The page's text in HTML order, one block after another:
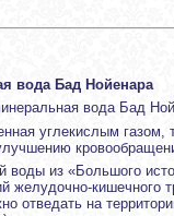
вода Бад Нойенара
вода Бад
углекислым газом,
воды из «Большого
желудочно-
отведать на